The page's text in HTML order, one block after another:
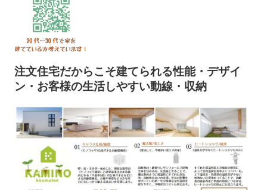
注文住宅だからこそ建てられる性能・デザイ
ン・お客様の生活しやすい動線・収納